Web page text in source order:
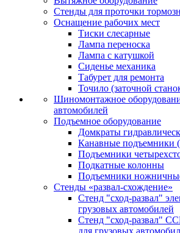
Стенды для проточки
Оснащение рабочих мест
Тиски слесарные
Лампа переноска
Лампа с катушкой
Сиденье механика
Табурет для ремонта
Точило (заточной
Шиномонтажное
автомобилей
Подъемное оборудование
Домкраты
Канавные подъемники
Подъемники
Подкатные колонны
Подъемники
Стенды «развал-схождение»
Стенд "сход-развал"
грузовых автомобилей
Стенд "сход-развал"
для грузовых